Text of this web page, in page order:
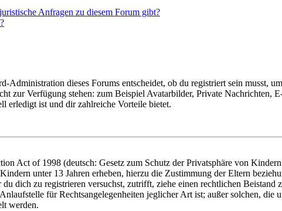
Anfragen zu diesem Forum gibt?
dieses Forums entscheidet, ob du registriert sein musst,
zur Verfügung stehen: zum Beispiel Avatarbilder, Private Nachrichten,
erledigt ist und dir zahlreiche Vorteile bietet.
Act of 1998 (deutsch: Gesetz zum Schutz der Privatsphäre von
unter 13 Jahren erheben, hierzu die Zustimmung der Eltern
dich zu registrieren versuchst, zutrifft, ziehe einen rechtlichen
für Rechtsangelegenheiten jeglicher Art ist; außer solchen,
werden.